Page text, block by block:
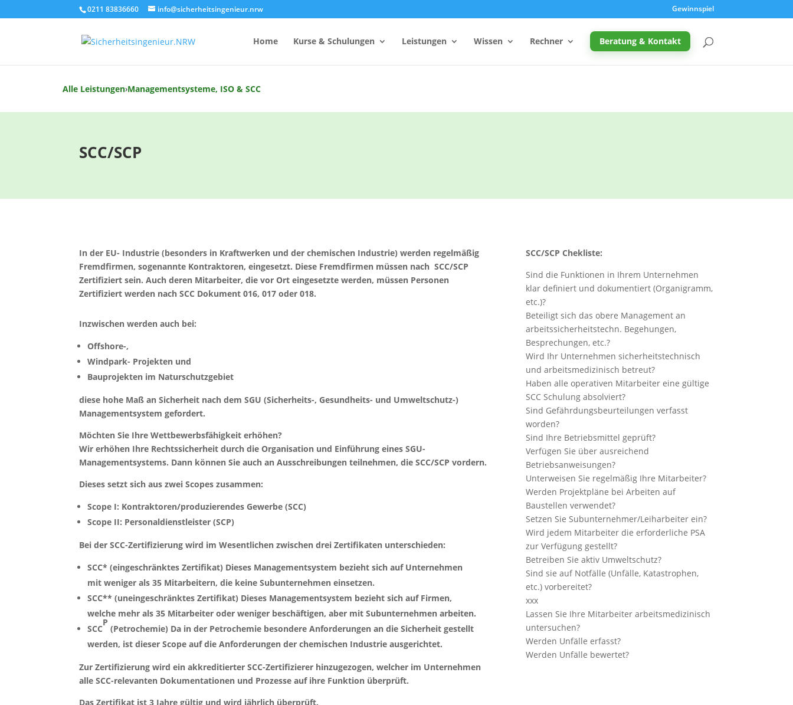
0211 83836660 info@sicherheitsingenieur.nrw Gewinnspiel
Home Kurse & Schulungen Leistungen Wissen Rechner
Schneelast-Rechner
Beratung & Kontakt
Alle Leistungen›Managementsysteme, ISO & SCC
SCC/SCP
In der EU- Industrie (besonders in Kraftwerken und der chemischen Industrie) werden regelmäßig
Fremdfirmen, sogenannte Kontraktoren, eingesetzt. Diese Fremdfirmen müssen nach SCC/SCP
Zertifiziert sein. Auch deren Mitarbeiter, die vor Ort eingesetzte werden, müssen Personen
Zertifiziert werden nach SCC Dokument 016, 017 oder 018.
Inzwischen werden auch bei:
Offshore-,
Windpark- Projekten und
Bauprojekten im Naturschutzgebiet
diese hohe Maß an Sicherheit nach dem SGU (Sicherheits-, Gesundheits- und Umweltschutz-)
Managementsystem gefordert.
Möchten Sie Ihre Wettbewerbsfähigkeit erhöhen?
Wir erhöhen Ihre Rechtssicherheit durch die Organisation und Einführung eines SGU-
Managementsystems. Dann können Sie auch an Ausschreibungen teilnehmen, die SCC/SCP vordern.
Dieses setzt sich aus zwei Scopes zusammen:
Scope I: Kontraktoren/produzierendes Gewerbe (SCC)
Scope II: Personaldienstleister (SCP)
Bei der SCC-Zertifizierung wird im Wesentlichen zwischen drei Zertifikaten unterschieden:
SCC* (eingeschränktes Zertifikat) Dieses Managementsystem bezieht sich auf Unternehmen
mit weniger als 35 Mitarbeitern, die keine Subunternehmen einsetzen.
SCC** (uneingeschränktes Zertifikat) Dieses Managementsystem bezieht sich auf Firmen,
welche mehr als 35 Mitarbeiter oder weniger beschäftigen, aber mit Subunternehmen arbeiten.
SCC
P
(Petrochemie) Da in der Petrochemie besondere Anforderungen an die Sicherheit gestellt
werden, ist dieser Scope auf die Anforderungen der chemischen Industrie ausgerichtet.
Zur Zertifizierung wird ein akkreditierter SCC-Zertifizierer hinzugezogen, welcher im Unternehmen
alle SCC-relevanten Dokumentationen und Prozesse auf ihre Funktion überprüft.
Das Zertifikat ist 3 Jahre gültig und wird jährlich überprüft.
SCC/SCP Chekliste:
Sind die Funktionen in Ihrem Unternehmen
klar definiert und dokumentiert (Organigramm,
etc.)?
Beteiligt sich das obere Management an
arbeitssicherheitstechn. Begehungen,
Besprechungen, etc.?
Wird Ihr Unternehmen sicherheitstechnisch
und arbeitsmedizinisch betreut?
Haben alle operativen Mitarbeiter eine gültige
SCC Schulung absolviert?
Sind Gefährdungsbeurteilungen verfasst
worden?
Sind Ihre Betriebsmittel geprüft?
Verfügen Sie über ausreichend
Betriebsanweisungen?
Unterweisen Sie regelmäßig Ihre Mitarbeiter?
Werden Projektpläne bei Arbeiten auf
Baustellen verwendet?
Setzen Sie Subunternehmer/Leiharbeiter ein?
Wird jedem Mitarbeiter die erforderliche PSA
zur Verfügung gestellt?
Betreiben Sie aktiv Umweltschutz?
Sind sie auf Notfälle (Unfälle, Katastrophen,
etc.) vorbereitet?
xxx
Lassen Sie Ihre Mitarbeiter arbeitsmedizinisch
untersuchen?
Werden Unfälle erfasst?
Werden Unfälle bewertet?